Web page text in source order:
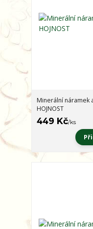
Minerální náramek
HOJNOST
449 Kč/ks